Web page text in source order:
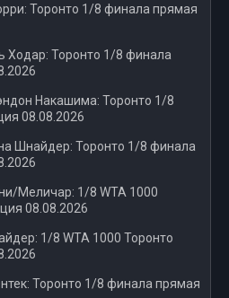
Торонто 1/8 финала прямая
Ходар: Торонто 1/8 финала
Накашима: Торонто 1/8
08.08.2026
Шнайдер: Торонто 1/8 финала
Меличар: 1/8 WTA 1000
08.08.2026
1/8 WTA 1000 Торонто
Торонто 1/8 финала прямая